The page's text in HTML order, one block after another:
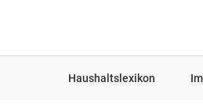
Haushaltslexikon